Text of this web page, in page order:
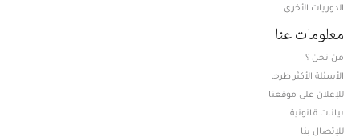
الدوريات الأخرى
معلومات عنا
من نحن ؟
الأسئلة الأكثر طرحا
للإعلان على موقعنا
بيانات قانونية
للإتصال بنا